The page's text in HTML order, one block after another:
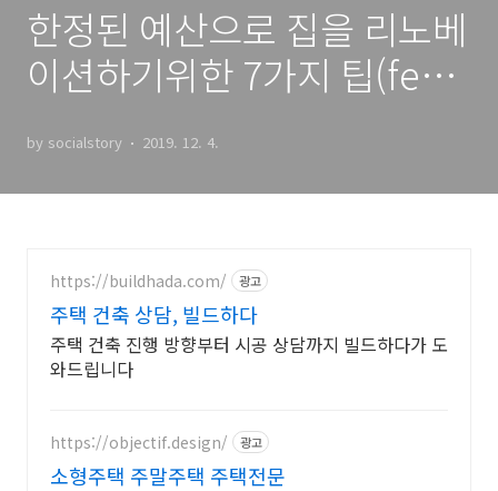
한정된 예산으로 집을 리노베
이션하기위한 7가지 팁(feat.
by socialstory 2019. 12. 4.
https://buildhada.com/ 광고
주택 건축 상담, 빌드하다
주택 건축 진행 방향부터 시공 상담까지 빌드하다가 도
와드립니다
https://objectif.design/ 광고
소형주택 주말주택 주택전문